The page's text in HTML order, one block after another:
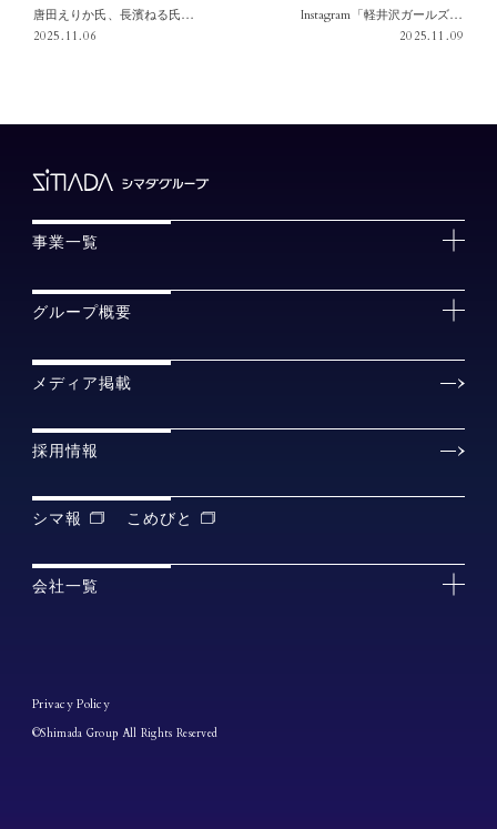
唐田えりか氏、長濱ねる氏、高橋克典氏ら「KIMONOIST（キモノイスト）2025」受賞者6名に、日本酒「雨降///あふり」を贈呈
2025.11.06
Instagram「軽井沢ガールズ🌿」にて「穏坐bar」が紹介されました
2025.11.09
事業一覧
グループ概要
メディア掲載
採用情報
シマ報 こめびと
会社一覧
Privacy Policy
©Shimada Group All Rights Reserved